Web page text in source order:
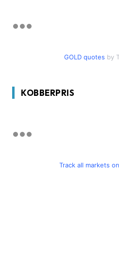
GOLD quotes by
KOBBERPRIS
Track all markets